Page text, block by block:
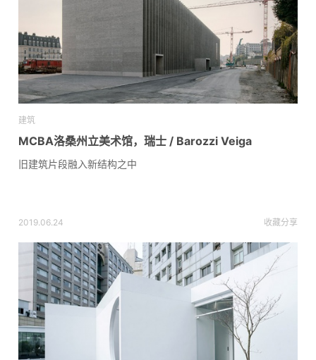
建筑
MCBA洛桑州立美术馆，瑞士 / Barozzi Veiga
旧建筑片段融入新结构之中
2019.06.24 收藏分享